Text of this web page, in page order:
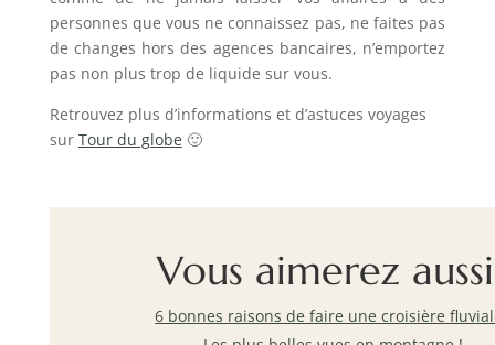
personnes que vous ne connaissez pas, ne faites pas
de changes hors des agences bancaires, n’emportez
pas non plus trop de liquide sur vous.
Retrouvez plus d’informations et d’astuces voyages
sur Tour du globe 🙂
Vous aimerez aussi
6 bonnes raisons de faire une croisière